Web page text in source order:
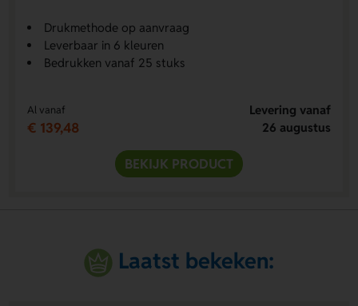
Drukmethode op aanvraag
Leverbaar in 6 kleuren
Bedrukken vanaf 25 stuks
Al vanaf
€ 139,48
Levering vanaf
26 augustus
BEKIJK PRODUCT
Laatst bekeken: